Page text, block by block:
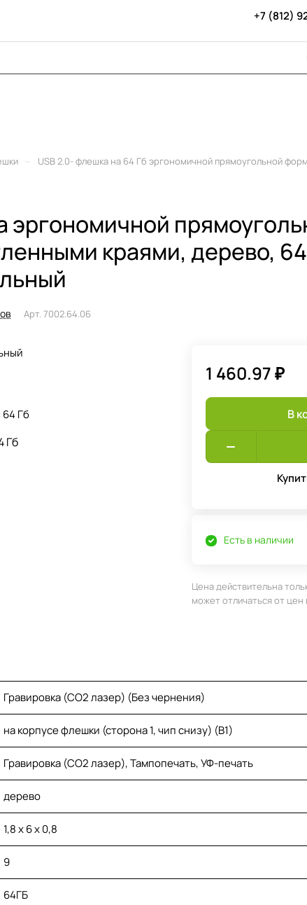
+7 (812)
USB 2.0- флешка на 64 Гб эргономичной прямоугольной
эргономичной
краями, дерево,
Арт. 7002.64.06
64 Гб
Гб
1 460.97 ₽
В
Есть в наличии
Цена действительна
может отличаться от
Гравировка (CO2 лазер) (Без чернения)
на корпусе флешки (сторона 1, чип снизу) (B1)
Гравировка (CO2 лазер), Тампопечать, УФ-печать
дерево
1,8 х 6 х 0,8
9
64ГБ